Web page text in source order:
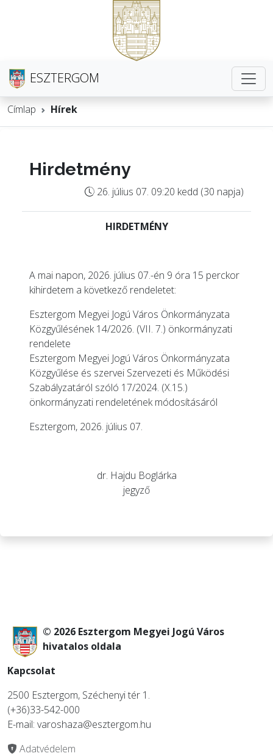
ESZTERGOM
Címlap Hírek
Hirdetmény
26. július 07. 09:20 kedd (30 napja)
HIRDETMÉNY
A mai napon, 2026. július 07.-én 9 óra 15 perckor
kihirdetem a következő rendeletet:
Esztergom Megyei Jogú Város Önkormányzata
Közgyűlésének 14/2026. (VII. 7.) önkormányzati
rendelete
Esztergom Megyei Jogú Város Önkormányzata
Közgyűlése és szervei Szervezeti és Működési
Szabályzatáról szóló 17/2024. (X.15.)
önkormányzati rendeletének módosításáról
Esztergom, 2026. július 07.
dr. Hajdu Boglárka
jegyző
© 2026 Esztergom Megyei Jogú Város
hivatalos oldala
Kapcsolat
2500 Esztergom, Széchenyi tér 1.
(+36)33-542-000
E-mail: varoshaza@esztergom.hu
Adatvédelem